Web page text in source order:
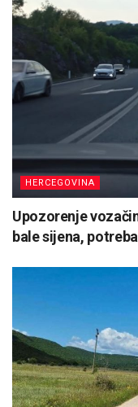
HERCEGOVINA
Upozorenje
bale sijena,